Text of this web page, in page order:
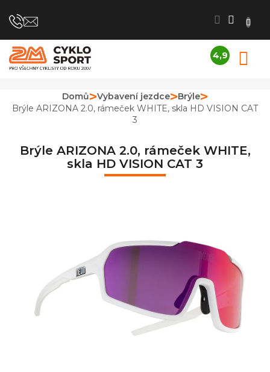
na
4,9
je
4,9
Domů Vybavení jezdce
Brýle
Brýle ARIZONA 2.0, rámeček WHITE, skla HD VISION CAT
3
Brýle ARIZONA 2.0, rámeček WHITE,
skla HD VISION CAT 3